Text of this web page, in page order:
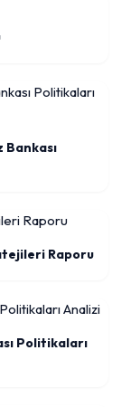
Raporu
Politikaları